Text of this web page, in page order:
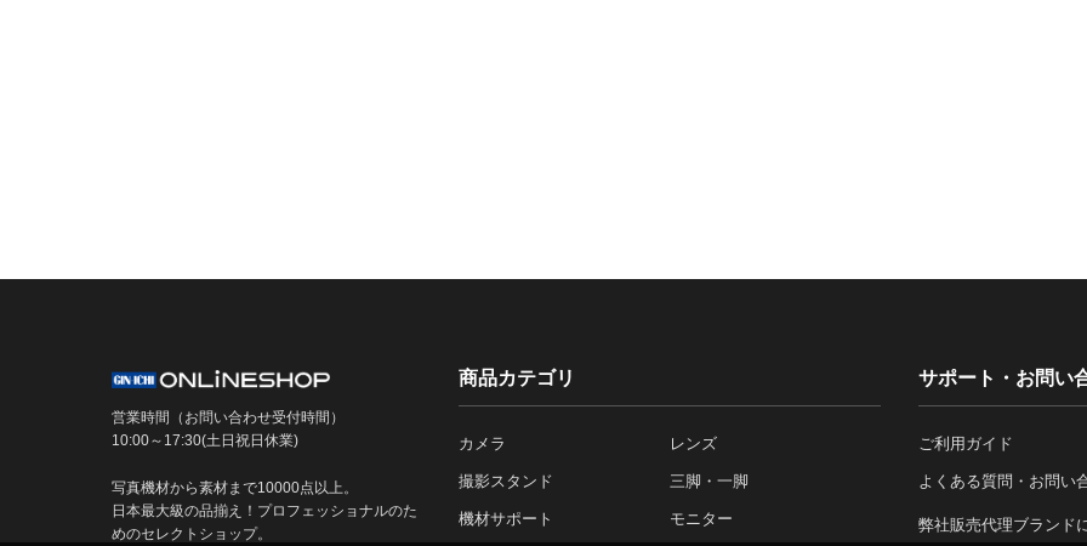
営業時間（お問い合わせ受付時間）
10:00～17:30(土日祝日休業)
写真機材から素材まで10000点以上。
日本最大級の品揃え！プロフェッショナルのた
めのセレクトショップ。
商品カテゴリ
カメラ レンズ
撮影スタンド 三脚・一脚
機材サポート モニター
サポート・お問い
ご利用ガイド
よくある質問・お問い
弊社販売代理ブランド